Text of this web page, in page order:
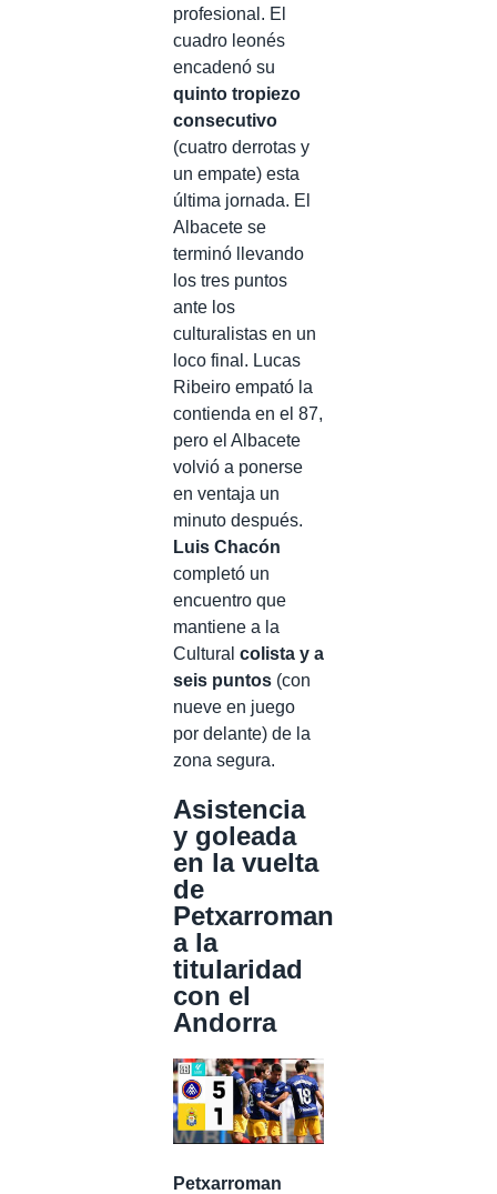
profesional. El
cuadro leonés
encadenó su
quinto tropiezo
consecutivo
(cuatro derrotas y
un empate) esta
última jornada. El
Albacete se
terminó llevando
los tres puntos
ante los
culturalistas en un
loco final. Lucas
Ribeiro empató la
contienda en el 87,
pero el Albacete
volvió a ponerse
en ventaja un
minuto después.
Luis Chacón
completó un
encuentro que
mantiene a la
Cultural colista y a
seis puntos (con
nueve en juego
por delante) de la
zona segura.
Asistencia
y goleada
en la vuelta
de
Petxarroman
a la
titularidad
con el
Andorra
Petxarroman